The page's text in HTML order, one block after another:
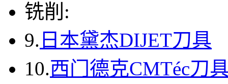
铣削:
9. 日本黛杰DIJET刀具
10.西门德克CMTéc刀